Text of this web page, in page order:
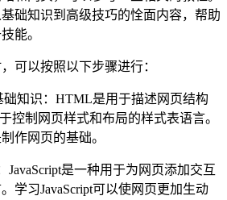
础知识到高级技巧的恮面内容，帮助
能。
可以按照以下步骤进行：
础知识：HTML是用于描述网页结构
控制网页样式和布局的样式表语言。
作网页的基础。
JavaScript是一种用于为网页添加交互
学习JavaScript可以使网页更加生动